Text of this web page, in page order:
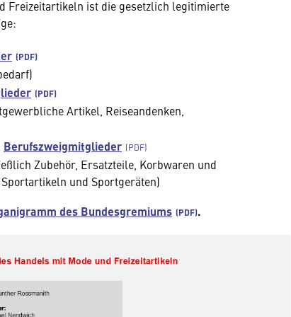
Freizeitartikeln ist die gesetzlich legitimierte
Artikel, Reiseandenken,
Berufszweigmitglieder
Zubehör, Ersatzteile, Korbwaren und
und Sportgeräten)
des Bundesgremiums .